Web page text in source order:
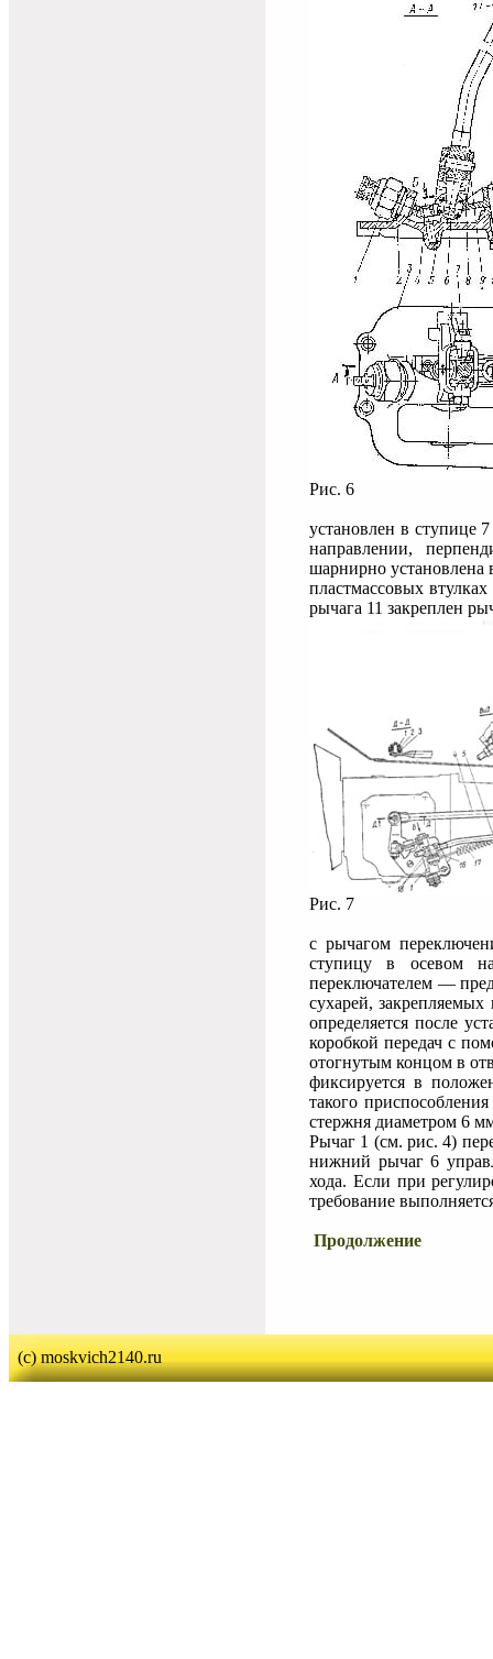
Рис. 6
установлен в ступице
направлении,
шарнирно установлена
пластмассовых
рычага 11 закреплен
Рис. 7
с рычагом
ступицу в осевом
переключателем —
сухарей,
определяется после
коробкой передач с
отогнутым концом в
фиксируется в
такого
стержня диаметром 6
Рычаг 1 (см. рис. 4)
нижний рычаг 6
хода. Если при
требование
Продолжение
(c) moskvich2140.ru